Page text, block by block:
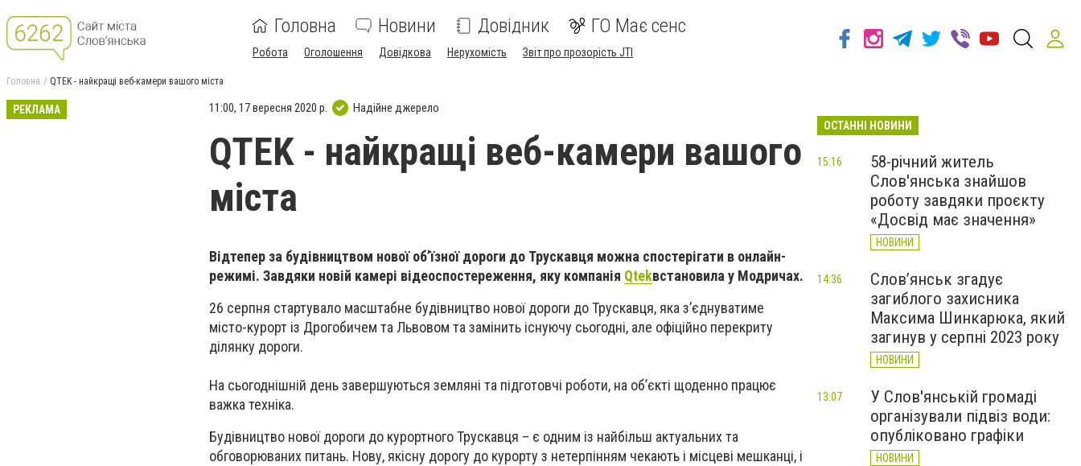
Головна Новини Довідник ГО Має сенс
Робота Оголошення Довідкова Нерухомість Звіт про прозорість JTI
Головна QTEK - найкращі веб-камери вашого міста
РЕКЛАМА 11:00, 17 вересня 2020 р. Надійне джерело
QTEK - найкращі веб-камери вашого
міста
Відтепер за будівництвом нової об’їзної дороги до Трускавця можна спостерігати в онлайн-
режимі. Завдяки новій камері відеоспостереження, яку компанія Qtekвстановила у Модричах.
26 серпня стартувало масштабне будівництво нової дороги до Трускавця, яка з’єднуватиме
місто-курорт із Дрогобичем та Львовом та замінить існуючу сьогодні, але офіційно перекриту
ділянку дороги.
На сьогоднішній день завершуються земляні та підготовчі роботи, на об’єкті щоденно працює
важка техніка.
Будівництво нової дороги до курортного Трускавця – є одним із найбільш актуальних та
обговорюваних питань. Нову, якісну дорогу до курорту з нетерпінням чекають і місцеві мешканці, і
ОСТАННІ НОВИНИ
58-річний житель
Слов'янська знайшов
роботу завдяки проєкту
«Досвід має значення»
НОВИНИ
15:16
Слов’янськ згадує
загиблого захисника
Максима Шинкарюка, який
загинув у серпні 2023 року
НОВИНИ
14:36
У Слов'янській громаді
організували підвіз води:
опубліковано графіки
НОВИНИ
13:07